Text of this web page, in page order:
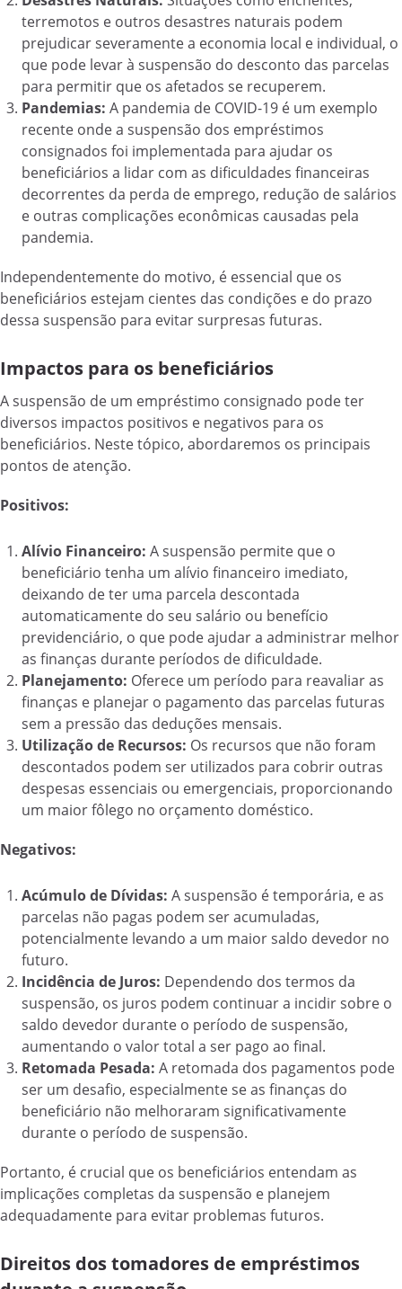
terremotos e outros desastres naturais podem
prejudicar severamente a economia local e individual, o
que pode levar à suspensão do desconto das parcelas
para permitir que os afetados se recuperem.
Pandemias: A pandemia de COVID-19 é um exemplo
recente onde a suspensão dos empréstimos
consignados foi implementada para ajudar os
beneficiários a lidar com as dificuldades financeiras
decorrentes da perda de emprego, redução de salários
e outras complicações econômicas causadas pela
pandemia.
Independentemente do motivo, é essencial que os
beneficiários estejam cientes das condições e do prazo
dessa suspensão para evitar surpresas futuras.
Impactos para os beneficiários
A suspensão de um empréstimo consignado pode ter
diversos impactos positivos e negativos para os
beneficiários. Neste tópico, abordaremos os principais
pontos de atenção.
Positivos:
Alívio Financeiro: A suspensão permite que o
beneficiário tenha um alívio financeiro imediato,
deixando de ter uma parcela descontada
automaticamente do seu salário ou benefício
previdenciário, o que pode ajudar a administrar melhor
as finanças durante períodos de dificuldade.
Planejamento: Oferece um período para reavaliar as
finanças e planejar o pagamento das parcelas futuras
sem a pressão das deduções mensais.
Utilização de Recursos: Os recursos que não foram
descontados podem ser utilizados para cobrir outras
despesas essenciais ou emergenciais, proporcionando
um maior fôlego no orçamento doméstico.
Negativos:
Acúmulo de Dívidas: A suspensão é temporária, e as
parcelas não pagas podem ser acumuladas,
potencialmente levando a um maior saldo devedor no
futuro.
Incidência de Juros: Dependendo dos termos da
suspensão, os juros podem continuar a incidir sobre o
saldo devedor durante o período de suspensão,
aumentando o valor total a ser pago ao final.
Retomada Pesada: A retomada dos pagamentos pode
ser um desafio, especialmente se as finanças do
beneficiário não melhoraram significativamente
durante o período de suspensão.
Portanto, é crucial que os beneficiários entendam as
implicações completas da suspensão e planejem
adequadamente para evitar problemas futuros.
Direitos dos tomadores de empréstimos